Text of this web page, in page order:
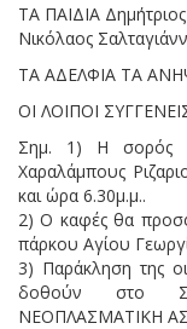
ΤΑ ΠΑΙΔΙΑ
Νικόλαος
ΤΑ ΑΔΕΛΦΙΑ ΤΑ
ΟΙ ΛΟΙΠΟΙ
Σημ. 1) Η σορός
Χαραλάμπους
και ώρα 6.30μ.μ..
2) Ο καφές θα
πάρκου Αγίου
3) Παράκληση της
δοθούν στο
ΝΕΟΠΛΑΣΜΑΤΙΚΗ